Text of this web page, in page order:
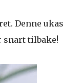
Denne ukas
snart tilbake!